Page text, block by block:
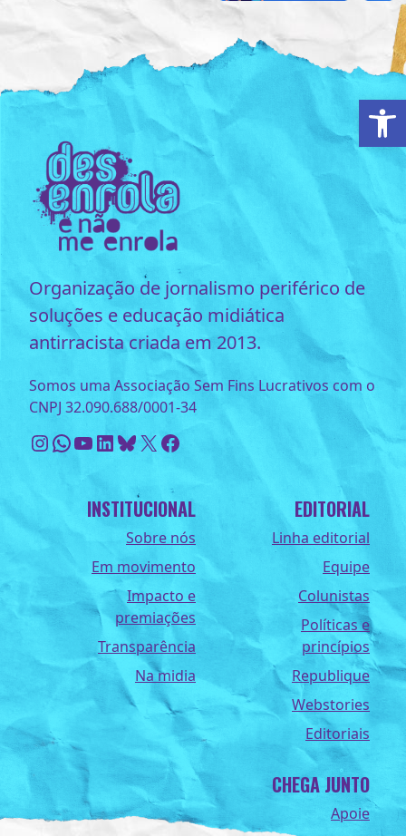
Organização de jornalismo periférico de
soluções e educação midiática
antirracista criada em 2013.
Somos uma Associação Sem Fins Lucrativos com o
CNPJ 32.090.688/0001-34
Instagram
WhatsApp
Youtube
LinkedIn
Bluesky
X Facebook
INSTITUCIONAL
Sobre nós
Em movimento
Impacto e
premiações
Transparência
Na midia
EDITORIAL
Linha editorial
Equipe
Colunistas
Políticas e
princípios
Republique
Webstories
Editoriais
CHEGA JUNTO
Apoie